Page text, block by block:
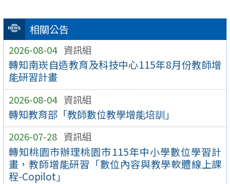
相關公告
2026-08-04 資訊組
轉知南崁自造教育及科技中心115年8月份教師增
能研習計畫
2026-08-04 資訊組
轉知教育部「教師數位教學增能培訓」
2026-07-28 資訊組
轉知桃園市辦理桃園市115年中小學數位學習計
畫，教師增能研習「數位內容與教學軟體線上課
程-Copilot」